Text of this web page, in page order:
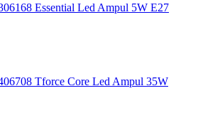
Essential Led Ampul 5W E27
Tforce Core Led Ampul 35W